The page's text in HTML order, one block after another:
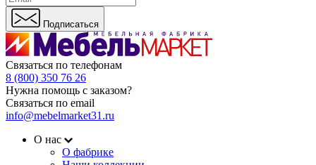
Подписаться
Связаться по телефонам
8 (800) 350 76 26
Нужна помощь с заказом?
Связаться по email
info@mebelmarket31.ru
О нас
О фабрике